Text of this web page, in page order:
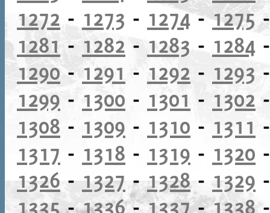
1272 - 1273 - 1274-1275
1281 - 1282 - 1283 - 1284
1290- 1291 - 1292 - 1293
1299 - 1300 - 1301 - 1302
1308 - 1309 - 1310 - 1311
1317 - 1318 - 1319 - 1320
1326 - 1327 -1328- 1329
1335-1336-1337-1338